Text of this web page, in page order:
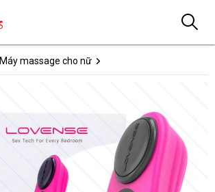
Máy massage cho nữ